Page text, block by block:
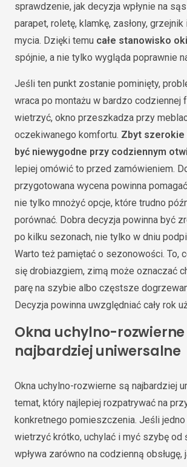
sprawdzenie, jak decyzja wpłynie na
parapet, roletę, klamkę, zasłony,
mycia. Dzięki temu całe stanowisko
spójnie, a nie tylko wygląda poprawnie
Jeśli ten punkt zostanie pominięty,
wraca po montażu w bardzo codziennej
wietrzyć, okno przeszkadza przy
oczekiwanego komfortu. Zbyt szerokie
być niewygodne przy codziennym
lepiej omówić to przed zamówieniem.
przygotowana wycena powinna
nie tylko mnożyć opcje, które trudno
porównać. Dobra decyzja powinna być
po kilku sezonach, nie tylko w dniu
Warto też pamiętać o sezonowości. To,
się drobiazgiem, zimą może oznaczać
parę na szybie albo częstsze
Decyzja powinna uwzględniać cały rok
Okna uchylno-rozwierne
najbardziej uniwersalne
Okna uchylno-rozwierne są najbardziej
temat, który najlepiej rozpatrywać na
konkretnego pomieszczenia. Jeśli
wietrzyć krótko, uchylać i myć szybę od
wpływa zarówno na codzienną obsługę,